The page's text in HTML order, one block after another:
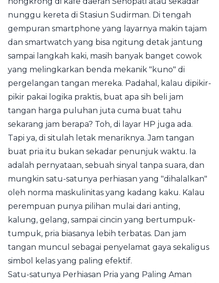
nunggu kereta di Stasiun Sudirman. Di tengah
gempuran smartphone yang layarnya makin tajam
dan smartwatch yang bisa ngitung detak jantung
sampai langkah kaki, masih banyak banget cowok
yang melingkarkan benda mekanik "kuno" di
pergelangan tangan mereka. Padahal, kalau dipikir-
pikir pakai logika praktis, buat apa sih beli jam
tangan harga puluhan juta cuma buat tahu
sekarang jam berapa? Toh, di layar HP juga ada.
Tapi ya, di situlah letak menariknya. Jam tangan
buat pria itu bukan sekadar penunjuk waktu. Ia
adalah pernyataan, sebuah sinyal tanpa suara, dan
mungkin satu-satunya perhiasan yang "dihalalkan"
oleh norma maskulinitas yang kadang kaku. Kalau
perempuan punya pilihan mulai dari anting,
kalung, gelang, sampai cincin yang bertumpuk-
tumpuk, pria biasanya lebih terbatas. Dan jam
tangan muncul sebagai penyelamat gaya sekaligus
simbol kelas yang paling efektif.
Satu-satunya Perhiasan Pria yang Paling Aman